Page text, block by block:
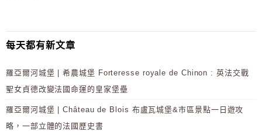
每天都有新文章
羅亞爾河城堡 | 希農城堡 Forteresse royale de Chinon : 英法交戰
聖女貞德改變法國命運的皇家堡壘
羅亞爾河城堡 | Château de Blois 布盧瓦城堡&市區景點一日遊攻
略，一部立體的法國歷史書